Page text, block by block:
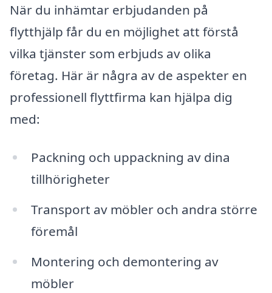
När du inhämtar erbjudanden på
flytthjälp får du en möjlighet att förstå
vilka tjänster som erbjuds av olika
företag. Här är några av de aspekter en
professionell flyttfirma kan hjälpa dig
med:
Packning och uppackning av dina
tillhörigheter
Transport av möbler och andra större
föremål
Montering och demontering av
möbler